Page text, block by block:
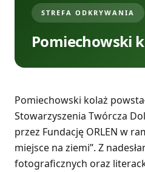
STREFA ODKRYWANIA
Pomiechowski
Pomiechowski kolaż
Stowarzyszenia Twórcza
przez Fundację ORLEN w
miejsce na ziemi”. Z
fotograficznych oraz